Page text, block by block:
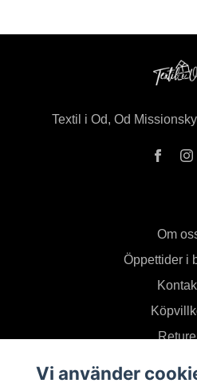
Textil i Od, Od
Om
Öppettider i
Vi använder